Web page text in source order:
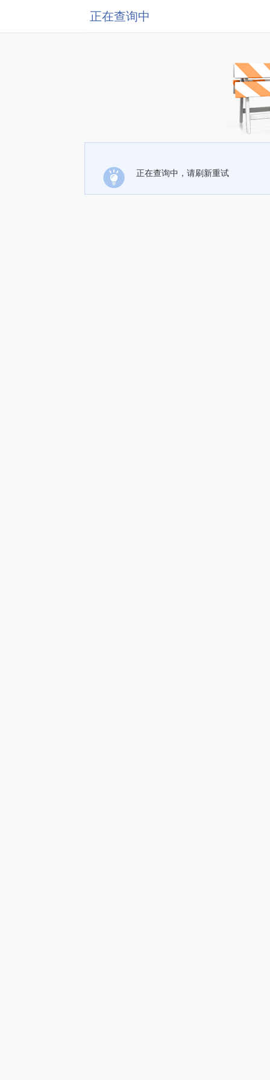
正在查询中
正在查询中，请刷新重试